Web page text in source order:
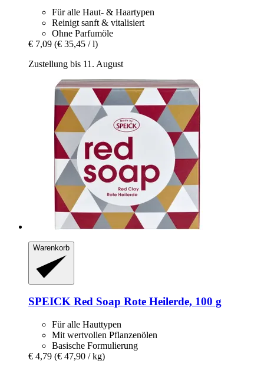
Für alle Haut- & Haartypen
Reinigt sanft & vitalisiert
Ohne Parfumöle
€ 7,09 (€ 35,45 / l)
Zustellung bis 11. August
Warenkorb
SPEICK Red Soap Rote Heilerde, 100 g
Für alle Hauttypen
Mit wertvollen Pflanzenölen
Basische Formulierung
€ 4,79 (€ 47,90 / kg)